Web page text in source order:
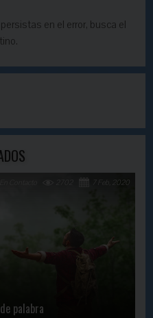
en el error, busca el
palabra
7 Feb, 2020